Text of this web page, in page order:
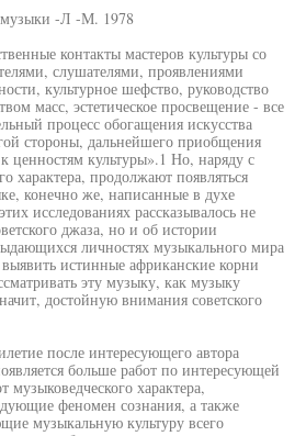
-Л -М. 1978
контакты мастеров культуры со
слушателями, проявлениями
культурное шефство, руководство
масс, эстетическое просвещение - все
процесс обогащения искусства
стороны, дальнейшего приобщения
ценностям культуры».1 Но, наряду с
характера, продолжают появляться
конечно же, написанные в духе
исследованиях рассказывалось не
джаза, но и об истории
личностях музыкального мира
истинные африканские корни
эту музыку, как музыку
достойную внимания советского
после интересующего автора
больше работ по интересующей
музыковедческого характера,
феномен сознания, а также
музыкальную культуру всего